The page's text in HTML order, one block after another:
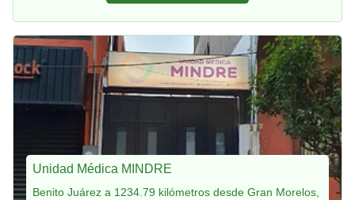
Unidad Médica MINDRE
Benito Juárez a 1234.79 kilómetros desde Gran Morelos,